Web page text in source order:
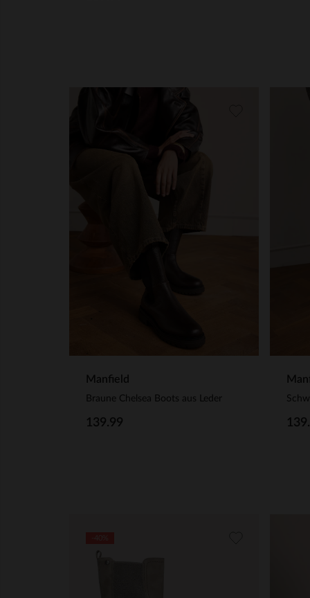
Manfield
Braune Chelsea Boots aus Leder
139.99